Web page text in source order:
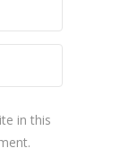
in this